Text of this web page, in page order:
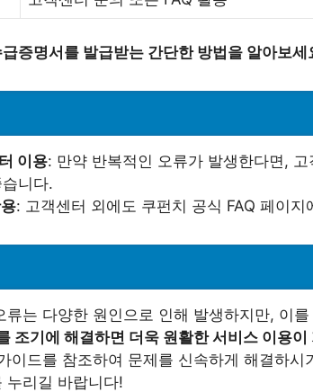
증명서를 발급받는 간단한 방법을 알아보세
이용: 만약 반복적인 오류가 발생한다면,
니다.
: 고객센터 외에도 쿠펀치 공식 FAQ 페이
류는 다양한 원인으로 인해 발생하지만, 이
조기에 해결하면 더욱 원활한 서비스 이용이
이드를 참조하여 문제를 신속하게 해결하
누리길 바랍니다!